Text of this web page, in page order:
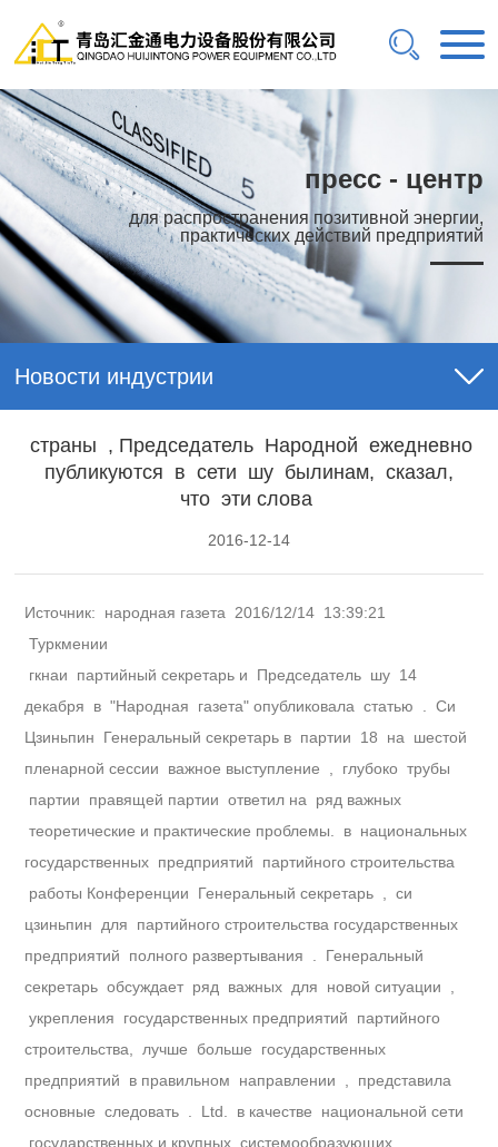
пресс - центр
для распространения позитивной энергии,
практических действий предприятий
Новости индустрии
страны , Председатель Народной ежедневно
публикуются в сети шу былинам, сказал,
что эти слова
2016-12-14
Источник: народная газета 2016/12/14 13:39:21
Туркмении
гкнаи партийный секретарь и Председатель шу 14
декабря в "Народная газета" опубликовала статью . Си
Цзиньпин Генеральный секретарь в партии 18 на шестой
пленарной сессии важное выступление , глубоко трубы
партии правящей партии ответил на ряд важных
теоретические и практические проблемы. в национальных
государственных предприятий партийного строительства
работы Конференции Генеральный секретарь , си
цзиньпин для партийного строительства государственных
предприятий полного развертывания . Генеральный
секретарь обсуждает ряд важных для новой ситуации ,
укрепления государственных предприятий партийного
строительства, лучше больше государственных
предприятий в правильном направлении , представила
основные следовать . Ltd. в качестве национальной сети
государственных и крупных системообразующих